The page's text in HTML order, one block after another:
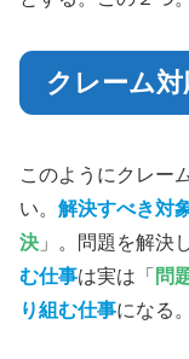
クレーム
このようにクレー
い。 解決すべき対
決 」。問題を解決
む仕事は実は「 問
り組む仕事になる。